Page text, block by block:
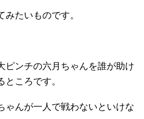
たいものです。
ピンチの六月ちゃんを誰が助け
ころです。
ゃんが一人で戦わないといけな